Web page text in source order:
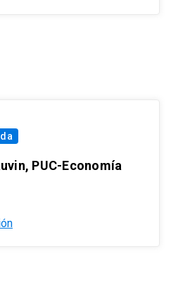
PUC-Economía